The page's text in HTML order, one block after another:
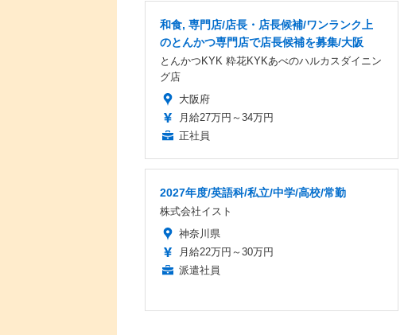
和食, 専門店/店長・店長候補/ワンランク上
のとんかつ専門店で店長候補を募集/大阪
とんかつKYK 粋花KYKあべのハルカスダイニン
グ店
大阪府
月給27万円～34万円
正社員
2027年度/英語科/私立/中学/高校/常勤
株式会社イスト
神奈川県
月給22万円～30万円
派遣社員